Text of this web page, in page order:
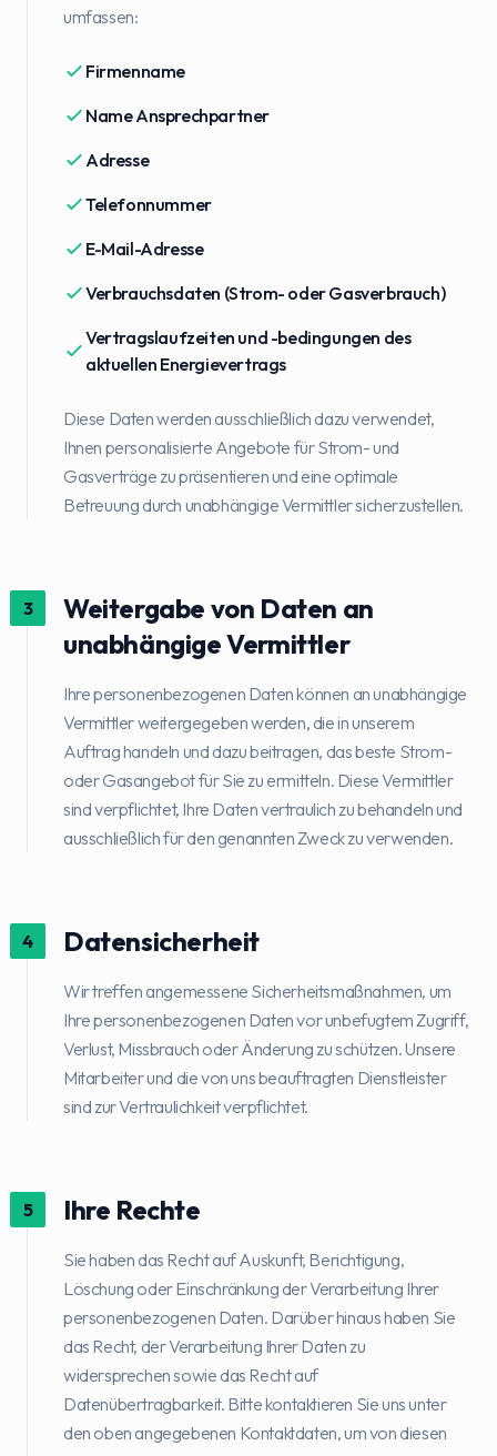
umfassen:
Firmenname
Name Ansprechpartner
Adresse
Telefonnummer
E-Mail-Adresse
Verbrauchsdaten (Strom- oder Gasverbrauch)
Vertragslaufzeiten und -bedingungen des
aktuellen Energievertrags
Diese Daten werden ausschließlich dazu verwendet,
Ihnen personalisierte Angebote für Strom- und
Gasverträge zu präsentieren und eine optimale
Betreuung durch unabhängige Vermittler sicherzustellen.
3
Weitergabe von Daten an
unabhängige Vermittler
Ihre personenbezogenen Daten können an unabhängige
Vermittler weitergegeben werden, die in unserem
Auftrag handeln und dazu beitragen, das beste Strom-
oder Gasangebot für Sie zu ermitteln. Diese Vermittler
sind verpflichtet, Ihre Daten vertraulich zu behandeln und
ausschließlich für den genannten Zweck zu verwenden.
4 Datensicherheit
Wir treffen angemessene Sicherheitsmaßnahmen, um
Ihre personenbezogenen Daten vor unbefugtem Zugriff,
Verlust, Missbrauch oder Änderung zu schützen. Unsere
Mitarbeiter und die von uns beauftragten Dienstleister
sind zur Vertraulichkeit verpflichtet.
5 Ihre Rechte
Sie haben das Recht auf Auskunft, Berichtigung,
Löschung oder Einschränkung der Verarbeitung Ihrer
personenbezogenen Daten. Darüber hinaus haben Sie
das Recht, der Verarbeitung Ihrer Daten zu
widersprechen sowie das Recht auf
Datenübertragbarkeit. Bitte kontaktieren Sie uns unter
den oben angegebenen Kontaktdaten, um von diesen